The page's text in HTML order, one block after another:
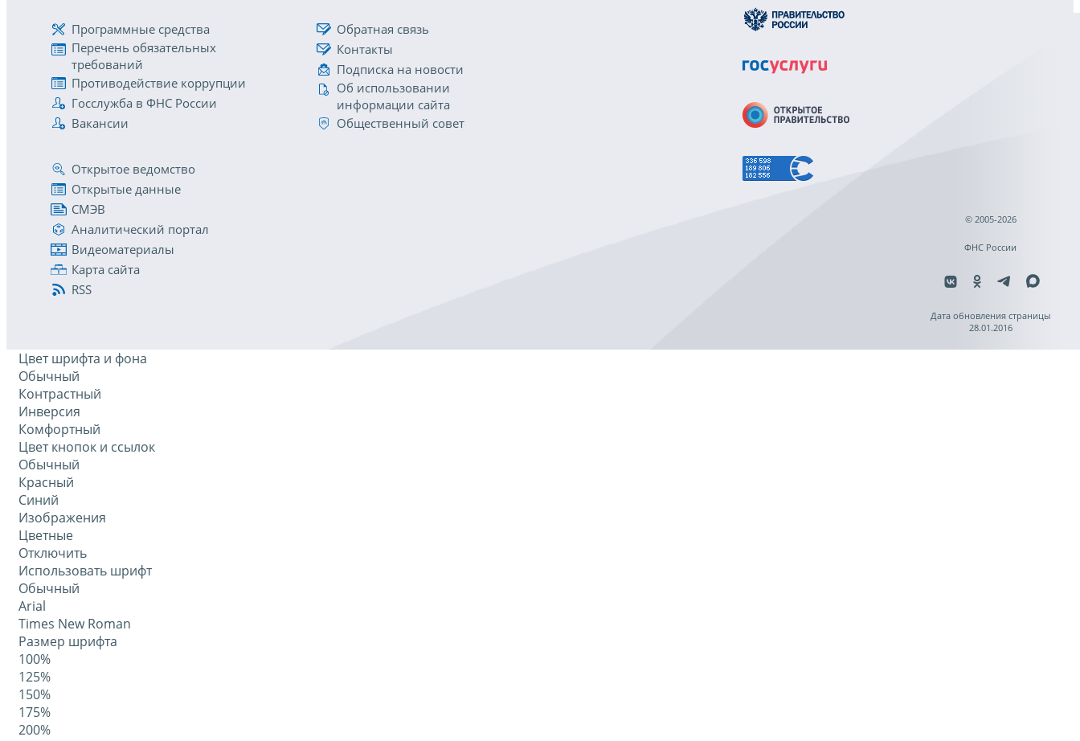
Программные средства
Перечень обязательных
требований
Противодействие коррупции
Госслужба в ФНС России
Вакансии
Обратная связь
Контакты
Подписка на новости
Об использовании
информации сайта
Общественный совет
Открытое ведомство
Открытые данные
СМЭВ
Аналитический портал
Видеоматериалы
Карта сайта
RSS
© 2005-2026
ФНС России
Дата обновления страницы
28.01.2016
Цвет шрифта и фона
Обычный
Контрастный
Инверсия
Комфортный
Цвет кнопок и ссылок
Обычный
Красный
Синий
Изображения
Цветные
Отключить
Использовать шрифт
Обычный
Arial
Times New Roman
Размер шрифта
100%
125%
150%
175%
200%